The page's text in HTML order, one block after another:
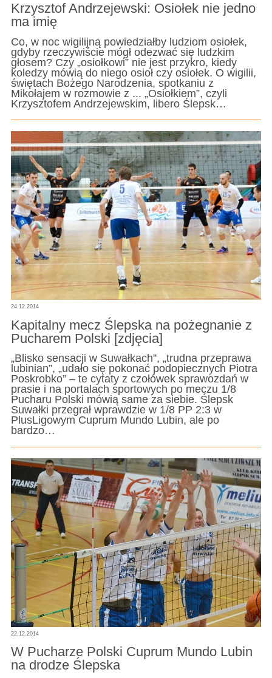
Krzysztof Andrzejewski: Osiołek nie jedno
ma imię
Co, w noc wigilijną powiedziałby ludziom osiołek,
gdyby rzeczywiście mógł odezwać się ludzkim
głosem? Czy „osiołkowi” nie jest przykro, kiedy
koledzy mówią do niego osioł czy osiołek. O wigilii,
świętach Bożego Narodzenia, spotkaniu z
Mikołajem w rozmowie z ... „Osiołkiem”, czyli
Krzysztofem Andrzejewskim, libero Ślepsk…
24.12.2014
Kapitalny mecz Ślepska na pożegnanie z
Pucharem Polski [zdjęcia]
„Blisko sensacji w Suwałkach”, „trudna przeprawa
lubinian”, „udało się pokonać podopiecznych Piotra
Poskrobko” – te cytaty z czołówek sprawozdań w
prasie i na portalach sportowych po meczu 1/8
Pucharu Polski mówią same za siebie. Ślepsk
Suwałki przegrał wprawdzie w 1/8 PP 2:3 w
PlusLigowym Cuprum Mundo Lubin, ale po
bardzo…
22.12.2014
W Pucharze Polski Cuprum Mundo Lubin
na drodze Ślepska